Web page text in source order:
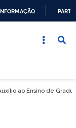
ao Ensino de